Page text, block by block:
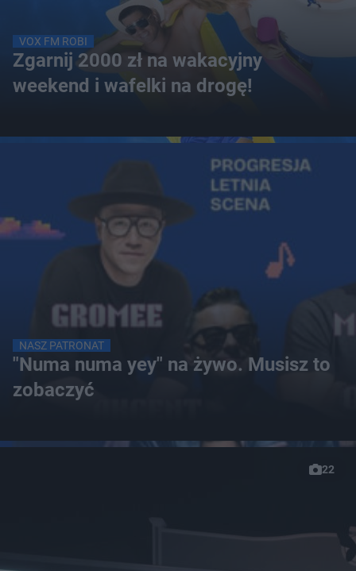
VOX FM ROBI
Zgarnij 2000 zł na wakacyjny
weekend i wafelki na drogę!
NASZ PATRONAT
"Numa numa yey" na żywo. Musisz to
zobaczyć
22